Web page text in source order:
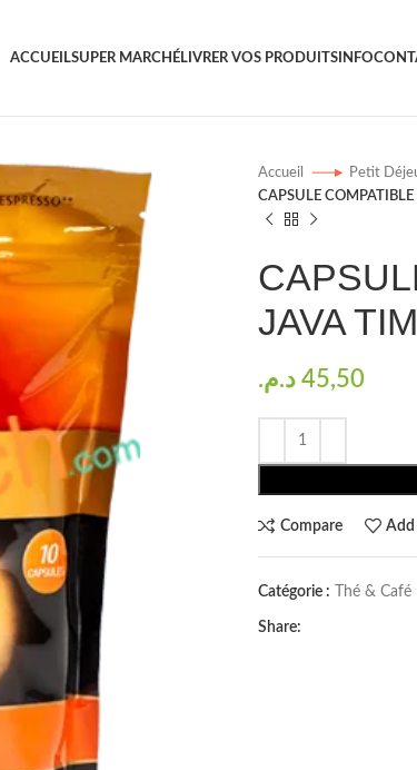
ACCUEILSUPER MARCHÉ LIVRER VOS PRODUITS INFO
Accueil Petit
CAPSULE
JAVA
45,50 د.م.
Compare Add
Catégorie : Thé & Café
Share: